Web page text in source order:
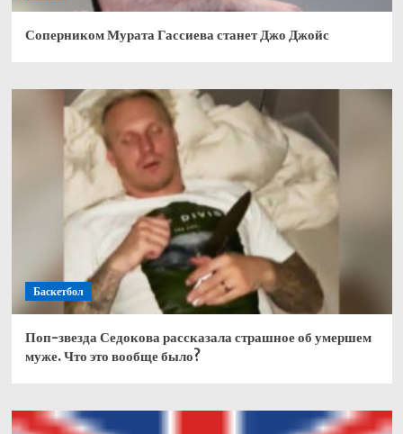
Соперником Мурата Гассиева станет Джо Джойс
Баскетбол
Поп-звезда Седокова рассказала страшное об умершем
муже. Что это вообще было?